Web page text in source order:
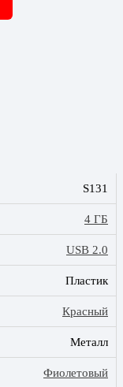
S131
4 ГБ
USB 2.0
Пластик
Красный
Металл
Фиолетовый